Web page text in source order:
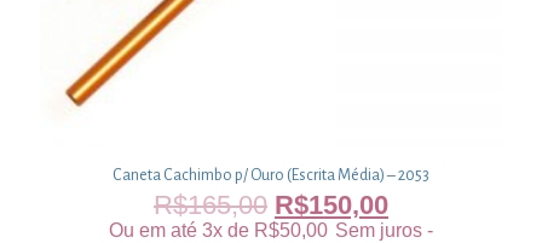
Caneta Cachimbo p/ Ouro (Escrita Média) – 2053
R$165,00 R$150,00
Ou em até 3x de R$50,00 Sem juros -